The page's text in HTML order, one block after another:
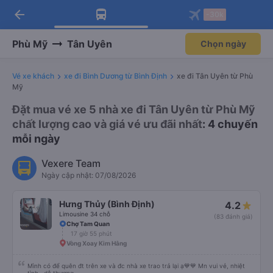
Tải app Vexere ngay!
Nhận ưu đãi thành viên độc
Mở app
Tải app Vexere
-30k/ghế khi đặt vé máy bay qua
Mở app
arrow_back
Phù Mỹ Tân Uyên Chọn ngày
Vé xe khách xe đi Bình Dương từ Bình Định
xe đi Tân Uyên từ Phù
Mỹ
Đặt mua vé xe 5 nhà xe đi Tân Uyên từ Phù Mỹ
chất lượng cao và giá vé ưu đãi nhất: 4 chuyến
mỗi ngày
Vexere Team
Ngày cập nhật: 07/08/2026
Hưng Thủy (Bình Định)
Limousine 34 chỗ
4.2
(83 đánh giá)
Chợ Tam Quan
17 giờ 55 phút
Vòng Xoay Kim Hằng
Mình có để quên đt trên xe và đc nhà xe trao trả lại ạ💙💙 Mn vui vẻ, nhiệt